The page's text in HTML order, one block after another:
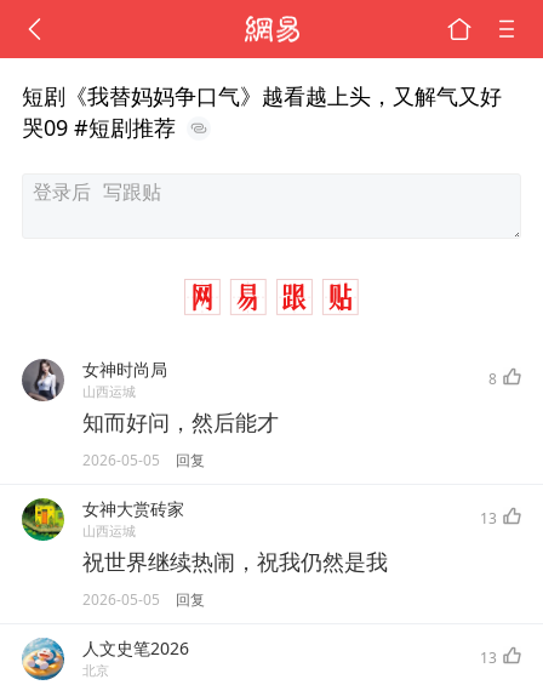
短剧《我替妈妈争口气》越看越上头，又解气又好
哭09 #短剧推荐
女神时尚局
山西运城
8
知而好问，然后能才
2026-05-05 回复
女神大赏砖家
山西运城
13
祝世界继续热闹，祝我仍然是我
2026-05-05 回复
人文史笔2026
北京
13